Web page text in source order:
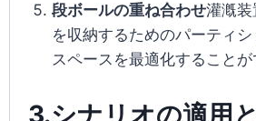
段ボールの重ね合わせ灌漑装
を収納するためのパーティシ
スペースを最適化することが
3.シナリオの適用